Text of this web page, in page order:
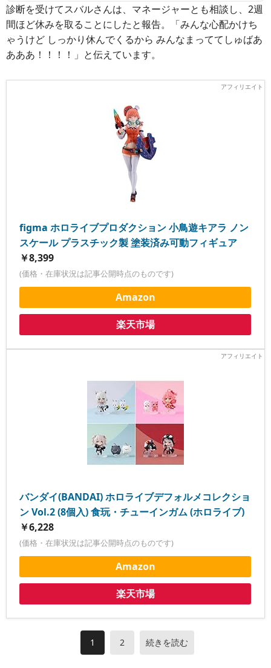
診断を受けてスバルさんは、マネージャーとも相談し、2週
間ほど休みを取ることにしたと報告。「みんな心配かけち
ゃうけど しっかり休んでくるから みんなまっててしゅばあ
あああ！！！！」と伝えています。
figma ホロライブプロダクション 小鳥遊キアラ ノン
スケール プラスチック製 塗装済み可動フィギュア
￥8,399
(価格・在庫状況は記事公開時点のものです)
Amazon
楽天市場
バンダイ(BANDAI) ホロライブデフォルメコレクショ
ン Vol.2 (8個入) 食玩・チューインガム (ホロライブ)
￥6,228
(価格・在庫状況は記事公開時点のものです)
Amazon
楽天市場
1 2 続きを読む